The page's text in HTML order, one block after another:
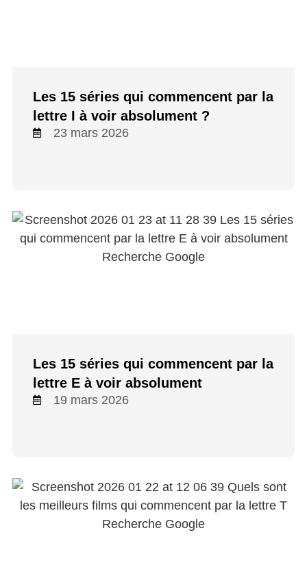
Les 15 séries qui commencent par la
lettre I à voir absolument ?
23 mars 2026
Les 15 séries qui commencent par la
lettre E à voir absolument
19 mars 2026